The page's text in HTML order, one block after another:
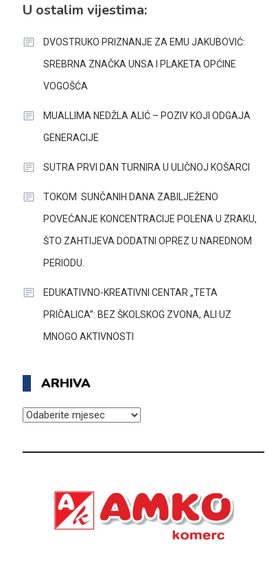
U ostalim vijestima:
DVOSTRUKO PRIZNANJE ZA EMU JAKUBOVIĆ:
SREBRNA ZNAČKA UNSA I PLAKETA OPĆINE
VOGOŠĆA
MUALLIMA NEDŽLA ALIĆ – POZIV KOJI ODGAJA
GENERACIJE
SUTRA PRVI DAN TURNIRA U ULIČNOJ KOŠARCI
TOKOM SUNČANIH DANA ZABILJEŽENO
POVEĆANJE KONCENTRACIJE POLENA U ZRAKU,
ŠTO ZAHTIJEVA DODATNI OPREZ U NAREDNOM
PERIODU.
EDUKATIVNO-KREATIVNI CENTAR „TETA
PRIČALICA”: BEZ ŠKOLSKOG ZVONA, ALI UZ
MNOGO AKTIVNOSTI
ARHIVA
ARHIVA